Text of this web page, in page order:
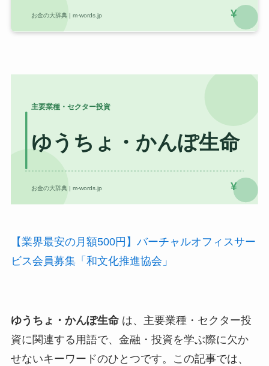
【業界最安の月額500円】バーチャルオフィスサー
ビス会員募集「和文化推進協会」
ゆうちょ・かんぽ生命は、主要業種・セクター投
資に関連する用語で、金融・投資を学ぶ際に欠か
せないキーワードのひとつです。この記事では、